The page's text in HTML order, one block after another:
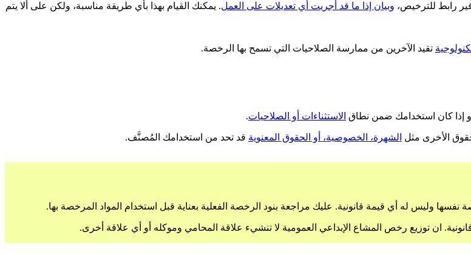
رابط للترخيص، وبيان إذا ما قد أُجريت أي تعديلات على العمل. يمكنك القيام بهذا بأي طريقة مناسبة، ولكن على ألا يتم
تقيد الآخرين من ممارسة الصلاحيات التي تسمح بها الرخصة.
إذا كان استخدامك ضمن نطاق الاستثناءات أو الصلاحيات.
الأخرى مثل الشهرة، الخصوصية، أو الحقوق المعنوية قد تحد من استخدامك المُصنَّف.
وليس له أي قيمة قانونية. عليك مراجعة بنود الرخصة الفعلية بعناية قبل استخدام المواد المرخصة بها.
ان توزيع رخص المشاع الإبداعي العمومية لا تنشيء علاقة المحامي وموكله أو أي علاقة أخرى.